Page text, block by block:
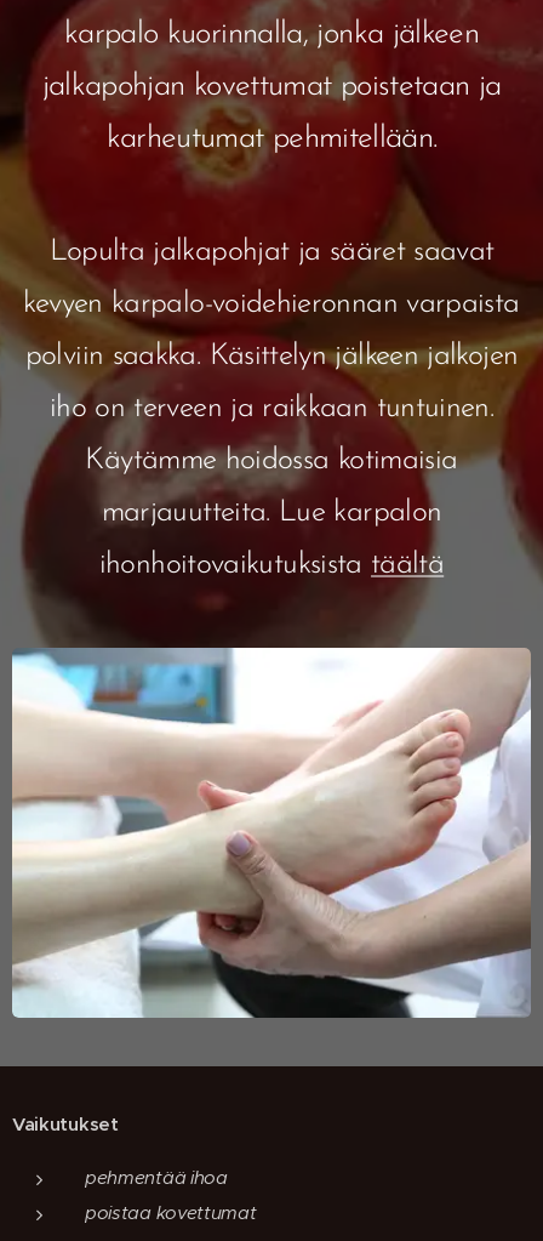
karpalo kuorinnalla, jonka jälkeen
jalkapohjan kovettumat poistetaan ja
karheutumat pehmitellään.
Lopulta jalkapohjat ja sääret saavat
kevyen karpalo-voidehieronnan varpaista
polviin saakka. Käsittelyn jälkeen jalkojen
iho on terveen ja raikkaan tuntuinen.
Käytämme hoidossa kotimaisia
marjauutteita. Lue karpalon
ihonhoitovaikutuksista täältä
Vaikutukset
pehmentää ihoa
poistaa kovettumat